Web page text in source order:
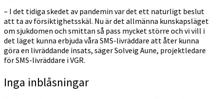
– I det tidiga skedet av pandemin var det ett naturligt beslut
att ta av försiktighetsskäl. Nu är det allmänna kunskapsläget
om sjukdomen och smittan så pass mycket större och vi vill i
det läget kunna erbjuda våra SMS-livräddare att åter kunna
göra en livräddande insats, säger Solveig Aune, projektledare
för SMS-livräddare i VGR.
Inga inblåsningar